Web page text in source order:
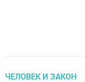
ЧЕЛОВЕК И ЗАКОН